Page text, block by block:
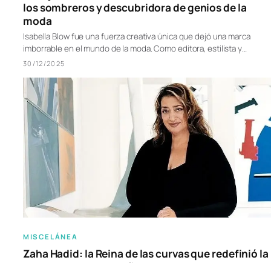
los sombreros y descubridora de genios de la
moda
Isabella Blow fue una fuerza creativa única que dejó una marca
imborrable en el mundo de la moda. Como editora, estilista y…
30/12/2025
MISCELÁNEA
Zaha Hadid: la Reina de las curvas que redefinió la